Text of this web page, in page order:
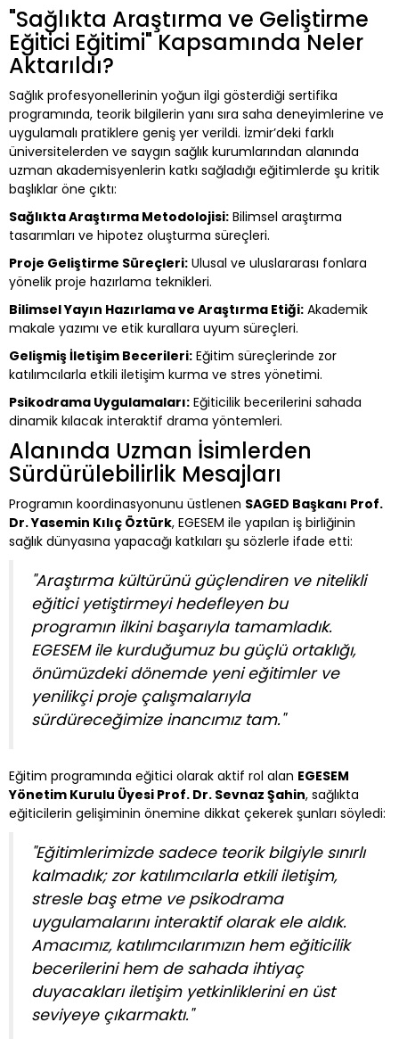
"Sağlıkta Araştırma ve Geliştirme
Eğitici Eğitimi" Kapsamında Neler
Aktarıldı?
Sağlık profesyonellerinin yoğun ilgi gösterdiği sertifika
programında, teorik bilgilerin yanı sıra saha deneyimlerine ve
uygulamalı pratiklere geniş yer verildi. İzmir’deki farklı
üniversitelerden ve saygın sağlık kurumlarından alanında
uzman akademisyenlerin katkı sağladığı eğitimlerde şu kritik
başlıklar öne çıktı:
Sağlıkta Araştırma Metodolojisi: Bilimsel araştırma
tasarımları ve hipotez oluşturma süreçleri.
Proje Geliştirme Süreçleri: Ulusal ve uluslararası fonlara
yönelik proje hazırlama teknikleri.
Bilimsel Yayın Hazırlama ve Araştırma Etiği: Akademik
makale yazımı ve etik kurallara uyum süreçleri.
Gelişmiş İletişim Becerileri: Eğitim süreçlerinde zor
katılımcılarla etkili iletişim kurma ve stres yönetimi.
Psikodrama Uygulamaları: Eğiticilik becerilerini sahada
dinamik kılacak interaktif drama yöntemleri.
Alanında Uzman İsimlerden
Sürdürülebilirlik Mesajları
Programın koordinasyonunu üstlenen SAGED Başkanı Prof.
Dr. Yasemin Kılıç Öztürk, EGESEM ile yapılan iş birliğinin
sağlık dünyasına yapacağı katkıları şu sözlerle ifade etti:
"Araştırma kültürünü güçlendiren ve nitelikli
eğitici yetiştirmeyi hedefleyen bu
programın ilkini başarıyla tamamladık.
EGESEM ile kurduğumuz bu güçlü ortaklığı,
önümüzdeki dönemde yeni eğitimler ve
yenilikçi proje çalışmalarıyla
sürdüreceğimize inancımız tam."
Eğitim programında eğitici olarak aktif rol alan EGESEM
Yönetim Kurulu Üyesi Prof. Dr. Sevnaz Şahin, sağlıkta
eğiticilerin gelişiminin önemine dikkat çekerek şunları söyledi:
"Eğitimlerimizde sadece teorik bilgiyle sınırlı
kalmadık; zor katılımcılarla etkili iletişim,
stresle baş etme ve psikodrama
uygulamalarını interaktif olarak ele aldık.
Amacımız, katılımcılarımızın hem eğiticilik
becerilerini hem de sahada ihtiyaç
duyacakları iletişim yetkinliklerini en üst
seviyeye çıkarmaktı."